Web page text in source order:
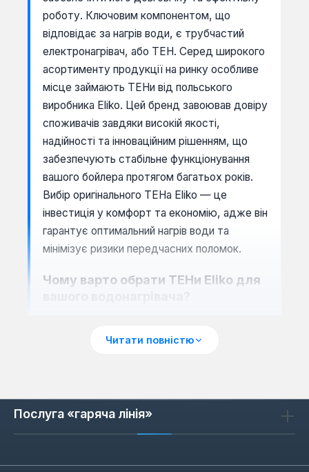
роботу. Ключовим компонентом, що
відповідає за нагрів води, є трубчастий
електронагрівач, або ТЕН. Серед широкого
асортименту продукції на ринку особливе
місце займають ТЕНи від польського
виробника Eliko. Цей бренд завоював довіру
споживачів завдяки високій якості,
надійності та інноваційним рішенням, що
забезпечують стабільне функціонування
вашого бойлера протягом багатьох років.
Вибір оригінального ТЕНа Eliko — це
інвестиція у комфорт та економію, адже він
гарантує оптимальний нагрів води та
мінімізує ризики передчасних поломок.
Чому варто обрати ТЕНи Eliko для
суттєвих переваг, що роблять її
матеріалів до тестування, гарантуючи
та безпеки.
Читати повністю
Послуга «гаряча лінія»